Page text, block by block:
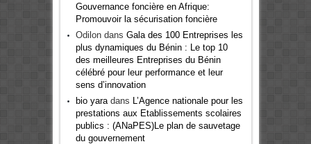
Gouvernance foncière en Afrique:
Promouvoir la sécurisation foncière
Odilondans Gala des 100 Entreprises les
plus dynamiques du Bénin : Le top 10
des meilleures Entreprises du Bénin
célébré pour leur performance et leur
sens d’innovation
bio yaradans
L’Agence nationale pour les
prestations aux Etablissements scolaires
publics : (ANaPES)Le plan de sauvetage
du gouvernement